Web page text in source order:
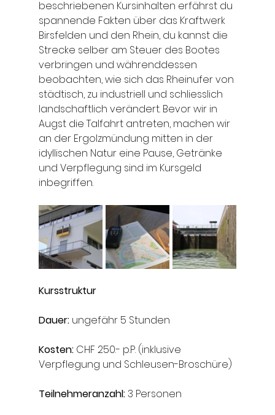
beschriebenen Kursinhalten erfährst du
spannende Fakten über das Kraftwerk
Birsfelden und den Rhein, du kannst die
Strecke selber am Steuer des Bootes
verbringen und währenddessen
beobachten, wie sich das Rheinufer von
städtisch, zu industriell und schliesslich
landschaftlich verändert. Bevor wir in
Augst die Talfahrt antreten, machen wir
an der Ergolzmündung mitten in der
idyllischen Natur eine Pause, Getränke
und Verpflegung sind im Kursgeld
inbegriffen.
Kursstruktur
Dauer: ungefähr 5 Stunden
Kosten: CHF 250.- p.P. (inklusive
Verpflegung und Schleusen-Broschüre)
Teilnehmeranzahl: 3 Personen